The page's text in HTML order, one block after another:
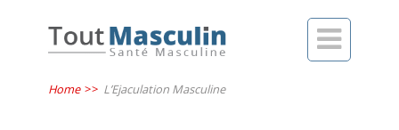

Home >> L’Ejaculation Masculine